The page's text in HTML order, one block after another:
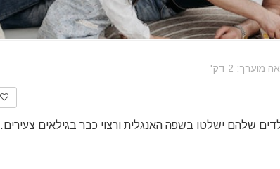
מוערך: 2 דק'
שלהם ישלטו בשפה האנגלית ורצוי כבר בגילאים צעירים.